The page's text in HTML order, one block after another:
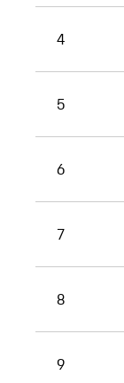
4
5
6
7
8
9